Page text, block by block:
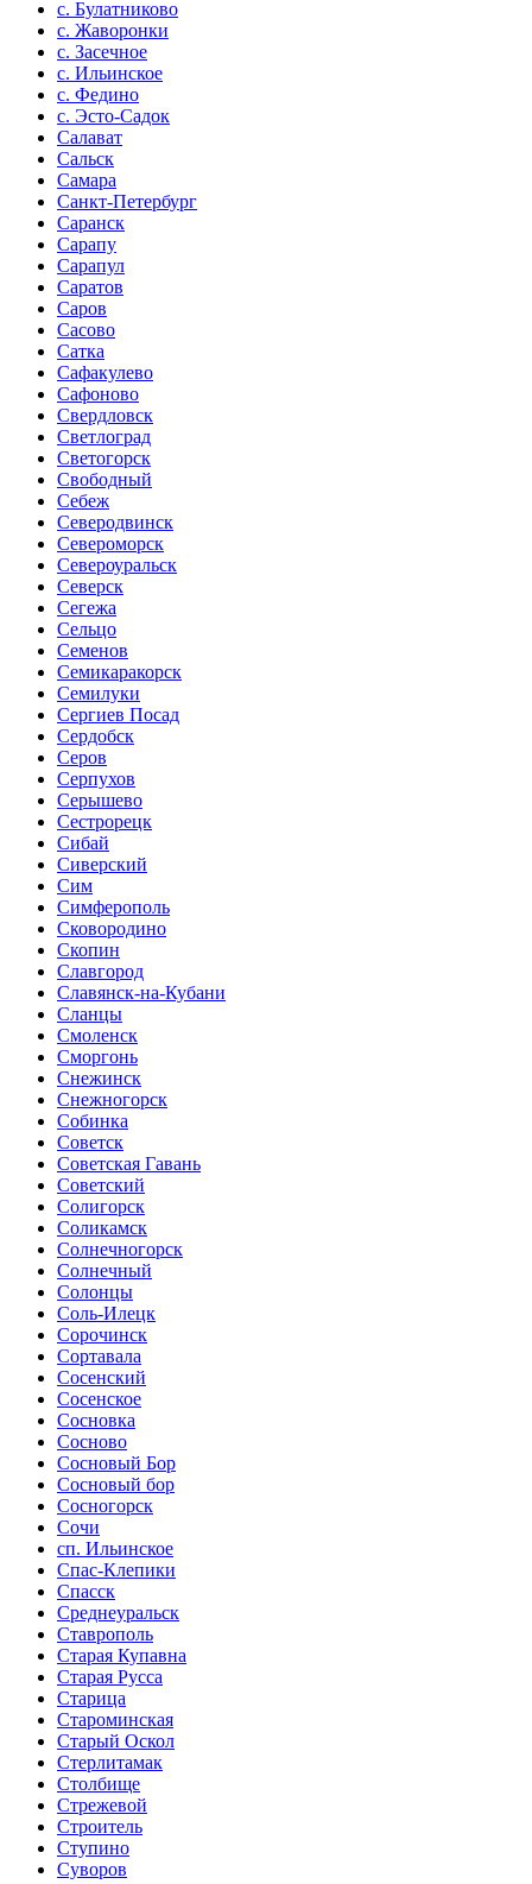
с. Булатниково
с. Жаворонки
с. Засечное
с. Ильинское
с. Федино
с. Эсто-Садок
Салават
Сальск
Самара
Санкт-Петербург
Саранск
Сарапу
Сарапул
Саратов
Саров
Сасово
Сатка
Сафакулево
Сафоново
Свердловск
Светлоград
Светогорск
Свободный
Себеж
Северодвинск
Североморск
Североуральск
Северск
Сегежа
Сельцо
Семенов
Семикаракорск
Семилуки
Сергиев Посад
Сердобск
Серов
Серпухов
Серышево
Сестрорецк
Сибай
Сиверский
Сим
Симферополь
Сковородино
Скопин
Славгород
Славянск-на-Кубани
Сланцы
Смоленск
Сморгонь
Снежинск
Снежногорск
Собинка
Советск
Советская Гавань
Советский
Солигорск
Соликамск
Солнечногорск
Солнечный
Солонцы
Соль-Илецк
Сорочинск
Сортавала
Сосенский
Сосенское
Сосновка
Сосново
Сосновый Бор
Сосновый бор
Сосногорск
Сочи
сп. Ильинское
Спас-Клепики
Спасск
Среднеуральск
Ставрополь
Старая Купавна
Старая Русса
Старица
Староминская
Старый Оскол
Стерлитамак
Столбище
Стрежевой
Строитель
Ступино
Суворов